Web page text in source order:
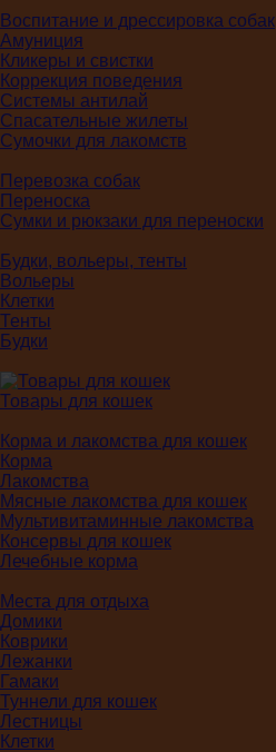
Воспитание и дрессировка собак
Амуниция
Кликеры и свистки
Коррекция поведения
Системы антилай
Спасательные жилеты
Сумочки для лакомств
Перевозка собак
Переноска
Сумки и рюкзаки для переноски
Будки, вольеры, тенты
Вольеры
Клетки
Тенты
Будки
Товары для кошек
Корма и лакомства для кошек
Корма
Лакомства
Мясные лакомства для кошек
Мультивитаминные лакомства
Консервы для кошек
Лечебные корма
Места для отдыха
Домики
Коврики
Лежанки
Гамаки
Туннели для кошек
Лестницы
Клетки